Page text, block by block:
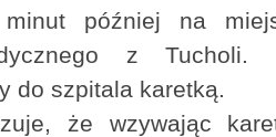
później na
z Tucholi.
do szpitala karetką.
że wzywając